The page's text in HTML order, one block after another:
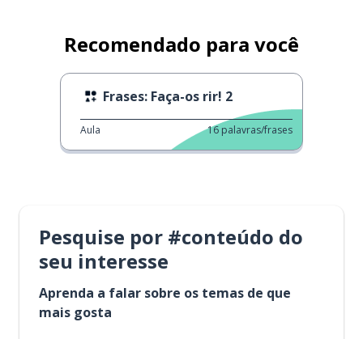
Recomendado para você
Frases: Faça-os rir! 2
Aula 16 palavras/frases
Pesquise por #conteúdo do
seu interesse
Aprenda a falar sobre os temas de que
mais gosta